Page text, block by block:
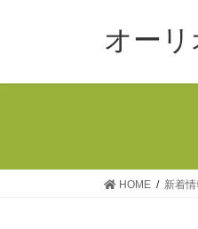
オー
HOME 新着情